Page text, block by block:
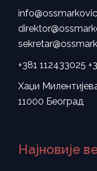
+381 112433025
Хаџи
11000 Београд
Најновије